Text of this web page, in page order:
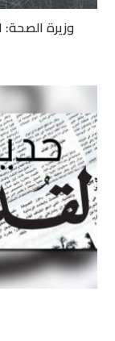
وزيرة الصحة: